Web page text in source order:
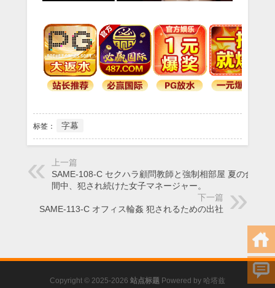
标签： 字幕
上一篇
SAME-108-C セクハラ顧問教師と強制相部屋 夏の合宿期
間中、犯され続けた女子マネージャー。
下一篇
SAME-113-C オフィス輪姦 犯されるための出社
Copyright © 2025-2026 站点标题 Powered by 哈塔兹